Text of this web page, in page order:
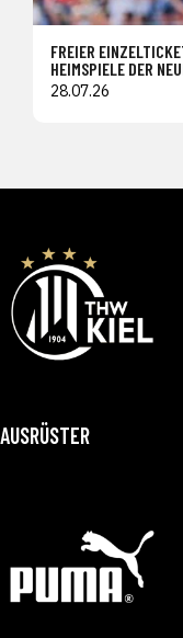
FREIER
HEIMSPIELE DER
28.07.26
AUSRÜSTER